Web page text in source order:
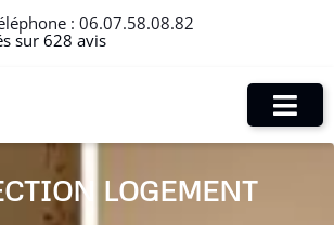
: 06.07.58.08.82
sur 628 avis
LOGEMENT